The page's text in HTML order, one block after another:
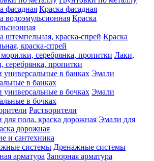
Краска фасадная
Краска
Краска
краска-спрей
Лаки,
серебрянка, пропитки
Эмали
в банках
Эмали
в бочках
Растворители
Эмали для
дорожная
и сантехника
Дренажные системы
Запорная арматура